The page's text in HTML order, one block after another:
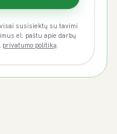
susisiektų su tavimi
el. paštu apie darbų
privatumo politiką.